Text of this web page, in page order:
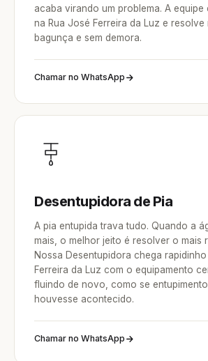
acaba virando um problema. A
na Rua José Ferreira da Luz e resolve
bagunça e sem demora.
Chamar no WhatsApp
Desentupidora de Pia
A pia entupida trava tudo. Quando a
mais, o melhor jeito é resolver o mais
Nossa Desentupidora chega
Ferreira da Luz com o equipamento
fluindo de novo, como se
houvesse acontecido.
Chamar no WhatsApp